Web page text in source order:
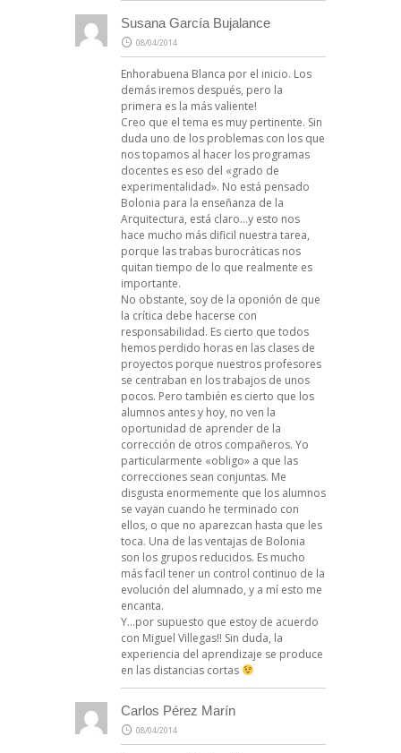
Susana García Bujalance
08/04/2014
Enhorabuena Blanca por el inicio. Los
demás iremos después, pero la
primera es la más valiente!
Creo que el tema es muy pertinente. Sin
duda uno de los problemas con los que
nos topamos al hacer los programas
docentes es eso del «grado de
experimentalidad». No está pensado
Bolonia para la enseñanza de la
Arquitectura, está claro…y esto nos
hace mucho más dificil nuestra tarea,
porque las trabas burocráticas nos
quitan tiempo de lo que realmente es
importante.
No obstante, soy de la oponión de que
la crítica debe hacerse con
responsabilidad. Es cierto que todos
hemos perdido horas en las clases de
proyectos porque nuestros profesores
se centraban en los trabajos de unos
pocos. Pero también es cierto que los
alumnos antes y hoy, no ven la
oportunidad de aprender de la
corrección de otros compañeros. Yo
particularmente «obligo» a que las
correcciones sean conjuntas. Me
disgusta enormemente que los alumnos
se vayan cuando he terminado con
ellos, o que no aparezcan hasta que les
toca. Una de las ventajas de Bolonia
son los grupos reducidos. Es mucho
más facil tener un control continuo de la
evolución del alumnado, y a mí esto me
encanta.
Y…por supuesto que estoy de acuerdo
con Miguel Villegas!! Sin duda, la
experiencia del aprendizaje se produce
en las distancias cortas
Carlos Pérez Marín
08/04/2014